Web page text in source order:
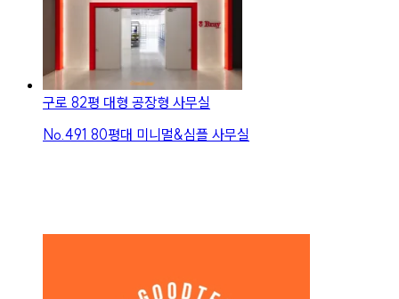
구로 82평 대형 공장형 사무실
No. 491 80평대 미니멀&심플 사무실